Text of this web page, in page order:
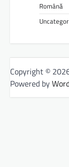
Română
Copyright ©
Powered by